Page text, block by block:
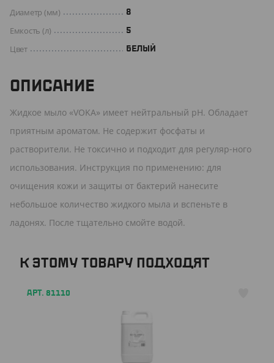
Диаметр (мм) 8
Емкость (л) 5
Цвет БЕЛЫЙ
ОПИСАНИЕ
Жидкое мыло «VOKA» имеет нейтральный рН. Обладает
приятным ароматом. Не содержит фосфаты и
растворители. Не токсично и подходит для регуляр-ного
использования. Инструкция по применению: для
очищения кожи и защиты от бактерий нанесите
небольшое количество жидкого мыла и вспеньте в
ладонях. После тщательно смойте водой.
К ЭТОМУ ТОВАРУ ПОДХОДЯТ
АРТ. 81110